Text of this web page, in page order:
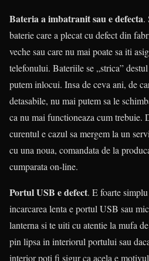
Bateria a imbatranit sau e defecta.
baterie care a plecat cu defect din
veche sau care nu mai poate sa iti
telefonului. Bateriile se „strica”
putem inlocui. Insa de ceva ani, de
detasabile, nu mai putem sa le
ca nu mai functioneaza cum trebuie.
curentul e cazul sa mergem la un
cu una noua, comandata de la
cumparata on-line.
Portul USB e defect. E foarte
incarcarea lenta e portul USB sau
lanterna si te uiti cu atentie la mufa
pin lipsa in interiorul portului sau
interior poti fi sigur ca acela e